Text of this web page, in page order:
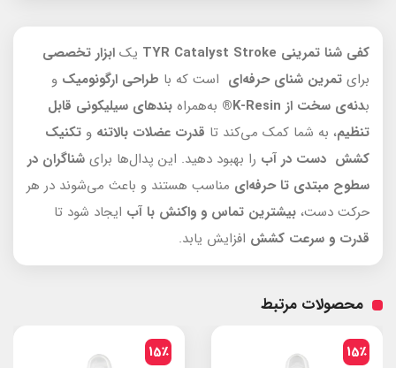
کفی شنا تمرینی TYR Catalyst Stroke یک ابزار تخصصی
برای تمرین شنای حرفه‌ای است که با طراحی ارگونومیک و
بدنه‌ی سخت از K-Resin® به‌همراه بندهای سیلیکونی قابل
تنظیم، به شما کمک می‌کند تا قدرت عضلات بالاتنه و تکنیک
کشش دست در آب را بهبود دهید. این پدال‌ها برای شناگران در
سطوح مبتدی تا حرفه‌ای مناسب هستند و باعث می‌شوند در هر
حرکت دست، بیشترین تماس و واکنش با آب ایجاد شود تا
قدرت و سرعت کشش افزایش یابد.
محصولات مرتبط
15٪ 15٪